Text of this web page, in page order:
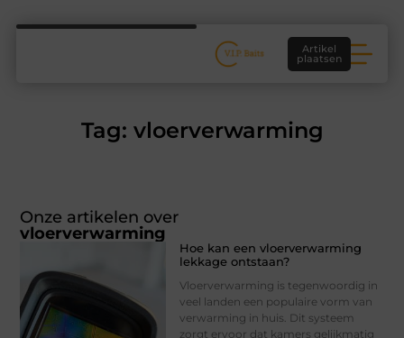
Artikel
plaatsen
Tag: vloerverwarming
Onze artikelen over
vloerverwarming
Hoe kan een vloerverwarming
lekkage ontstaan?
Vloerverwarming is tegenwoordig in
veel landen een populaire vorm van
verwarming in huis. Dit systeem
zorgt ervoor dat kamers gelijkmatig